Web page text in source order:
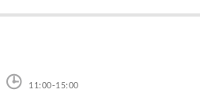
11:00-15:00